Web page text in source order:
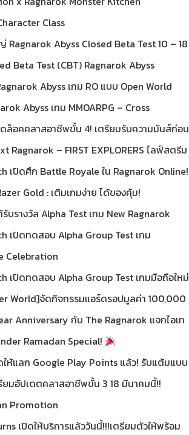
Class
Abyss Closed Beta Test 10 – 18
รรมสุดอลังการ
Beta Test (CBT) Ragnarok Abyss
Abyss เกม RO แบบ Open World
ทะเบียนล่วงหน้าแล้ววันนี้
Abyss เกม MMOARPG – Cross
ที่อันน่าตื่นเต้น เร็วๆ นี้!!
ล็อคคลาสอาชีพขั้น 4! เตรียมรับความมันส์ก่อน
Championship 2025
Ragnarok – FIRST EXPLORERS ไลฟ์สตรีม
อ็กซ์คลูซีฟ 30 สิงหาคม 2568 เวลา 13.00 น.
เปิดศึก Battle Royale ใน Ragnarok Online!
ายเวลาความสนุกถึง 26 สิงหาคมนี้!!
Gold : เติมเกมง่าย ได้ของคุ้ม!
บรางวัล Alpha Test เกม New Ragnarok
เปิดทดสอบ Alpha Group Test เกม
มือถือแนว Roguelike Battle Royale แล้ว 23
Celebration
เปิดทดสอบ Alpha Group Test เกมมือถือใหม่
แนว Roguelike Battle Royale!
World]จัดกิจกรรมแอร์ดรอปมูลค่า 100,000
Anniversary กับ The Ragnarok แจกไอเท
Ramadan Special!
ให้แลก Google Play Points แล้ว! รับแต้มแบบ
ยมอัปเดตคลาสอาชีพขั้น 3 18 มีนาคมนี้!!
Promotion
เปิดให้บริการแล้ววันนี้!!!เตรียมตัวให้พร้อม